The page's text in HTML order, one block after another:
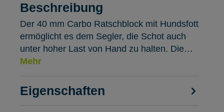
Beschreibung
Der 40 mm Carbo Ratschblock mit Hundsfott
ermöglicht es dem Segler, die Schot auch
unter hoher Last von Hand zu halten. Die…
Mehr
Eigenschaften